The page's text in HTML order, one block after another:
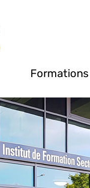
Formations